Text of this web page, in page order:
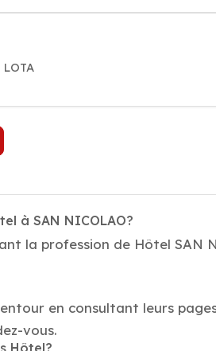
à SAN NICOLAO?
la profession de Hôtel
en consultant leurs
vous.
Hôtel?